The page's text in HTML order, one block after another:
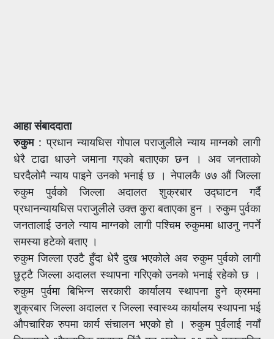
आहा संबाददाता
रुकुम: प्रधान न्यायधिस गोपाल पराजुलीले न्याय माग्नको लागी
धेरै टाढा धाउने जमाना गएको बताएका छन । अव जनताको
घरदैलोमै न्याय पाइने उनको भनाई छ । नेपालकै ७७ औं जिल्ला
रुकुम पुर्वको जिल्ला अदालत शुक्रबार उद्घाटन गर्दै
प्रधानन्यायधिस पराजुलीले उक्त कुरा बताएका हुन । रुकुम पुर्वका
जनतालाई उनले न्याय माग्नको लागी पश्चिम रुकुममा धाउनु नपर्ने
समस्या हटेको बताए ।
रुकुम जिल्ला एउटै हुँदा धेरै दुख भएकोले अव रुकुम पुर्वको लागी
छुट्टै जिल्ला अदालत स्थापना गरिएको उनको भनाई रहेको छ ।
रुकुम पुर्वमा बिभिन्न सरकारी कार्यालय स्थापना हुने क्रममा
शुक्रबार जिल्ला अदालत र जिल्ला स्वास्थ्य कार्यालय स्थापना भई
औपचारिक रुपमा कार्य संचालन भएको हो । रुकुम पुर्वलाई नयाँ